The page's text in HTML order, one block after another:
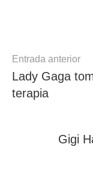
Navegación
de
entradas
Entrada anterior
Lady Gaga
terapia
Gigi